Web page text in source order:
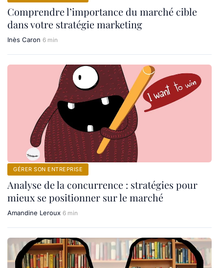
Comprendre l’importance du marché cible
dans votre stratégie marketing
Inès Caron 6 min
GÉRER SON ENTREPRISE
Analyse de la concurrence : stratégies pour
mieux se positionner sur le marché
Amandine Leroux 6 min